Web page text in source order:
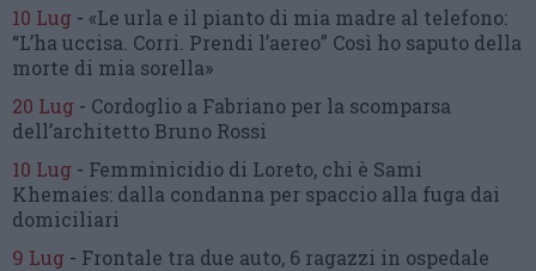
10 Lug - «Le urla e il pianto di mia madre al telefono:
“L’ha uccisa. Corri. Prendi l’aereo” Così ho saputo della
morte di mia sorella»
20 Lug - Cordoglio a Fabriano per la scomparsa
dell’architetto Bruno Rossi
10 Lug - Femminicidio di Loreto, chi è Sami
Khemaies: dalla condanna per spaccio alla fuga dai
domiciliari
9 Lug - Frontale tra due auto, 6 ragazzi in ospedale